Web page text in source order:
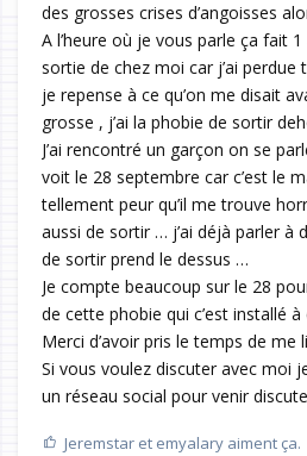
des grosses crises d’angoisses
A l’heure où je vous parle ça fait
sortie de chez moi car j’ai
je repense à ce qu’on me disait
grosse , j’ai la phobie de sortir
J’ai rencontré un garçon on se
voit le 28 septembre car c’est le
tellement peur qu’il me trouve
aussi de sortir … j’ai déjà parler à
de sortir prend le dessus …
Je compte beaucoup sur le 28
de cette phobie qui c’est installé
Merci d’avoir pris le temps de me
Si vous voulez discuter avec moi
un réseau social pour venir
Jeremstar et emyalary aiment ça.